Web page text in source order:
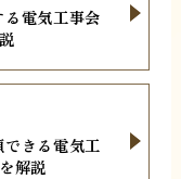
電気工事会
きる電気工
解説